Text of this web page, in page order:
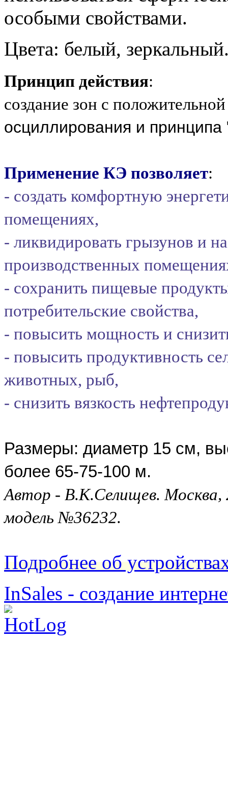
особыми свойствами.
Цвета: белый,
Принцип действия:
создание зон с
осциллирования и принципа
Применение КЭ позволяет:
- создать комфортную
помещениях,
- ликвидировать грызунов и
производственных
- сохранить пищевые
потребительские свойства,
- повысить мощность и
- повысить продуктивность
животных, рыб,
- снизить вязкость
Размеры: диаметр 15 см,
более 65-75-100 м.
Автор - В.К.Селищев.
модель №36232.
Подробнее об
InSales - создание